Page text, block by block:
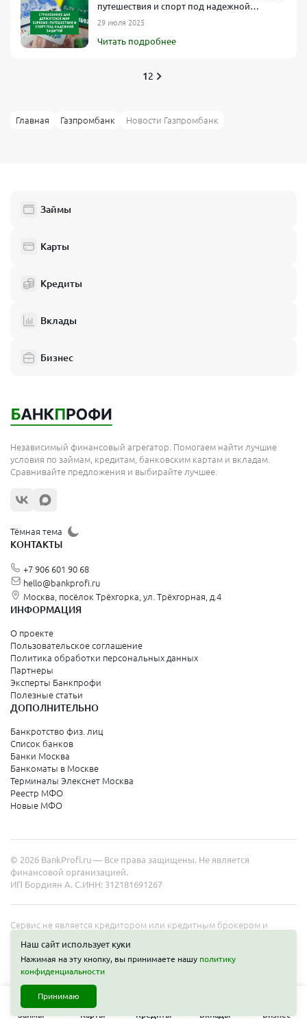
путешествия и спорт под надежной
защитой
29 июля 2025
Читать подробнее
12
Главная Газпромбанк Новости Газпромбанк
Займы
Карты
Кредиты
Вклады
Бизнес
Независимый финансовый агрегатор. Помогаем найти лучшие
условия по займам, кредитам, банковским картам и вкладам.
Сравнивайте предложения и выбирайте лучшее.
Тёмная тема
КОНТАКТЫ
+7 906 601 90 68
hello@bankprofi.ru
Москва, посёлок Трёхгорка, ул. Трёхгорная, д.4
ИНФОРМАЦИЯ
О проекте
Пользовательское соглашение
Политика обработки персональных данных
Партнеры
Эксперты Банкпрофи
Полезные статьи
ДОПОЛНИТЕЛЬНО
Банкротство физ. лиц
Список банков
Банки Москва
Банкоматы в Москве
Терминалы Элекснет Москва
Реестр МФО
Новые МФО
© 2026 BankProfi.ru — Все права защищены. Не является
финансовой организацией.
ИП Бордиян А. С.ИНН: 312181691267
Сервис не является кредитором или кредитным брокером и
на сайте не является публичной офертой. Полные условия услуг
уточняйте на сайте организаций.
Займы Карты Кредиты Вклады Бизнес
Наш сайт использует куки
Нажимая на эту кнопку, вы принимаете нашу политику
конфиденциальности
Принимаю